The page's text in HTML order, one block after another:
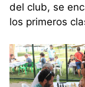
del club, se
los primeros